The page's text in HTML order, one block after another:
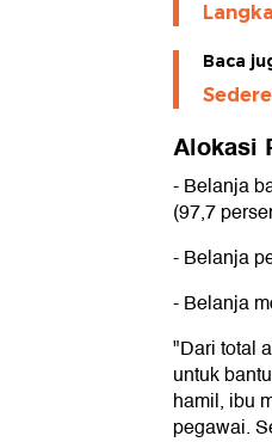
Baca
Alokasi
- Belanja
(97,7
- Belanja
- Belanja
"Dari total
untuk
hamil, ibu
pegawai.